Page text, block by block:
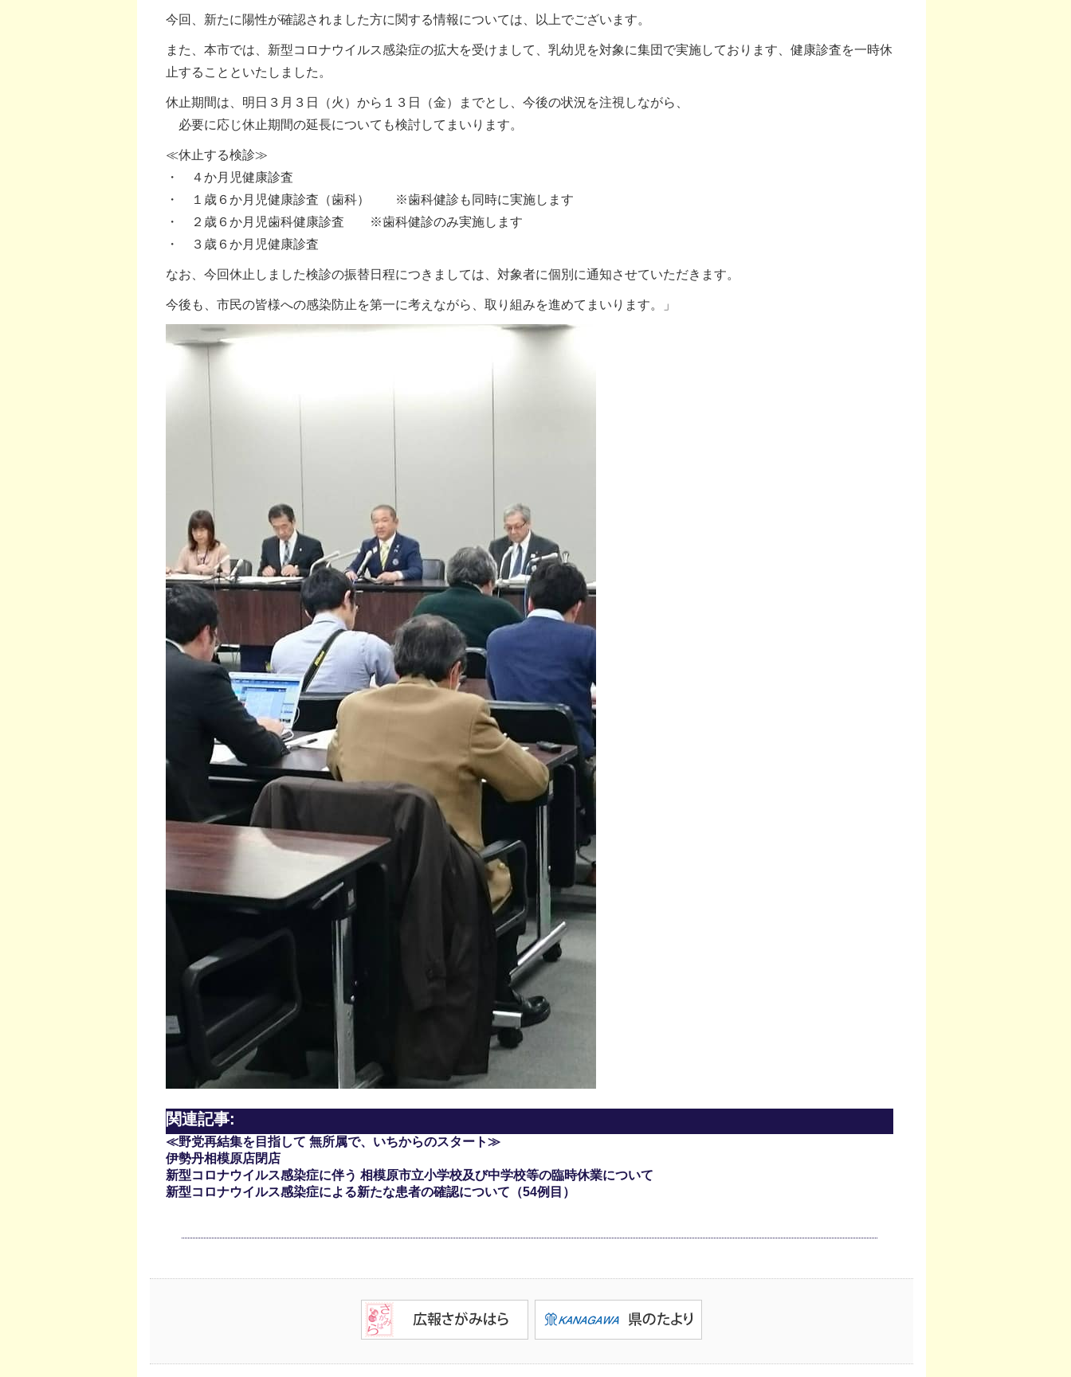
今回、新たに陽性が確認されました方に関する情報については、以上でございます。
また、本市では、新型コロナウイルス感染症の拡大を受けまして、乳幼児を対象に集団で実施しております、健康診査を一時休
止することといたしました。
休止期間は、明日３月３日（火）から１３日（金）までとし、今後の状況を注視しながら、
必要に応じ休止期間の延長についても検討してまいります。
≪休止する検診≫
・ ４か月児健康診査
・ １歳６か月児健康診査（歯科） ※歯科健診も同時に実施します
・ ２歳６か月児歯科健康診査 ※歯科健診のみ実施します
・ ３歳６か月児健康診査
なお、今回休止しました検診の振替日程につきましては、対象者に個別に通知させていただきます。
今後も、市民の皆様への感染防止を第一に考えながら、取り組みを進めてまいります。」
関連記事:
≪野党再結集を目指して 無所属で、いちからのスタート≫
伊勢丹相模原店閉店
新型コロナウイルス感染症に伴う 相模原市立小学校及び中学校等の臨時休業について
新型コロナウイルス感染症による新たな患者の確認について（54例目）